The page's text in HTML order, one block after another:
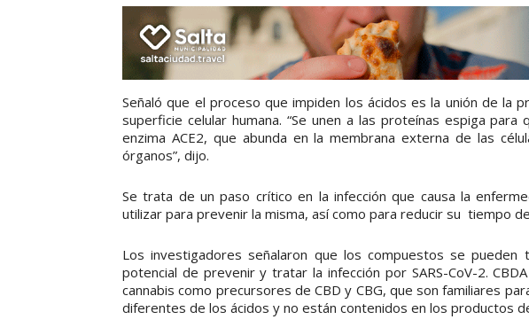
Señaló que el proceso que impiden los ácidos es la unión de la
superficie celular humana. “Se unen a las proteínas espiga
enzima ACE2, que abunda en la membrana externa de las
órganos”, dijo.
Se trata de un paso crítico en la infección que causa la
utilizar para prevenir la misma, así como para reducir su tiempo
Los investigadores señalaron que los compuestos se
potencial de prevenir y tratar la infección por SARS-CoV-2.
cannabis como precursores de CBD y CBG, que son familiares
diferentes de los ácidos y no están contenidos en los productos